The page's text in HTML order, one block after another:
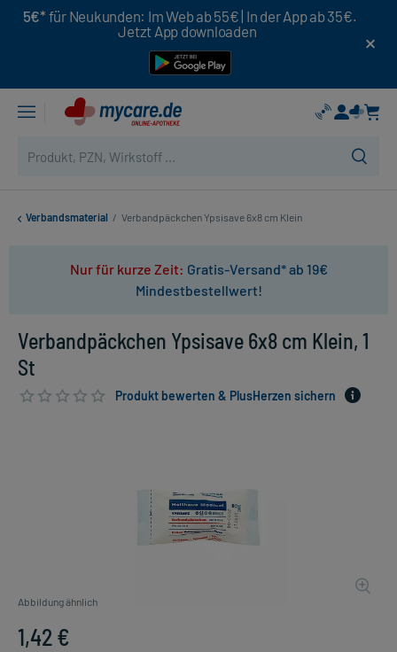
5€* für Neukunden: Im Web ab 55€ | In der App ab 35€.
Jetzt App downloaden
Verbandsmaterial / Verbandpäckchen Ypsisave 6x8 cm Klein
Nur für kurze Zeit: Gratis-Versand* ab 19€
Mindestbestellwert!
Verbandpäckchen Ypsisave 6x8 cm Klein, 1
St
Produkt bewerten & PlusHerzen sichern
Abbildung ähnlich
1,42 €